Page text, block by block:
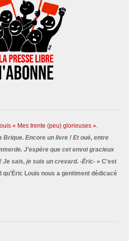
« Mes trente (peu) glorieuses ».
Brique. Encore un livre ! Et oué, entre
J'espère que cet envoi gracieux
Je sais, je suis un crevard. -Éric- » C'est
Louis nous a gentiment dédicacé